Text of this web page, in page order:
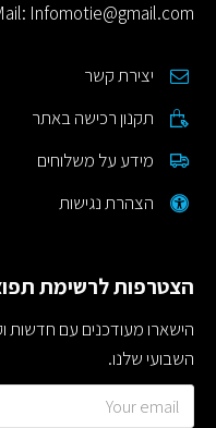
Infomotie@gmail.com
יצירת קשר
תקנון רכישה באתר
מידע על משלוחים
הצהרת נגישות
הצטרפות לרשימת
הישארו מעודכנים עם חדשות
השבועי שלנו.